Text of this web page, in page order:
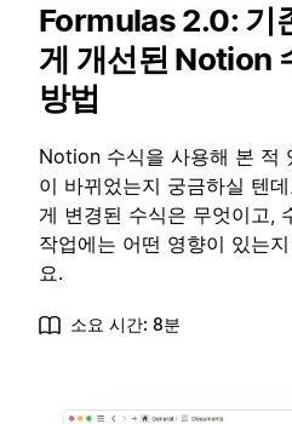
Formulas 2.0: 기
게 개선된 Notion
방법
Notion 수식을 사용해 본 적
이 바뀌었는지 궁금하실 텐
게 변경된 수식은 무엇이고,
작업에는 어떤 영향이 있는
요.
소요 시간: 8분